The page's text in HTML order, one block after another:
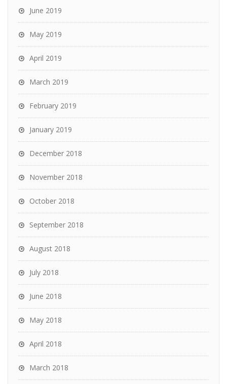
June 2019
May 2019
April 2019
March 2019
February 2019
January 2019
December 2018
November 2018
October 2018
September 2018
August 2018
July 2018
June 2018
May 2018
April 2018
March 2018